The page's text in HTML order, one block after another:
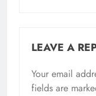
LEAVE A
Your email
fields are